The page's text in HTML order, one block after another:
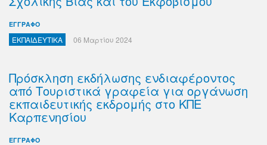
ΕΓΓΡΑΦΟ
ΕΚΠΑΙΔΕΥΤΙΚΑ 06 Μαρτίου 2024
Πρόσκληση εκδήλωσης ενδιαφέροντος
από Τουριστικά γραφεία για οργάνωση
εκπαιδευτικής εκδρομής στο ΚΠΕ
Καρπενησίου
ΕΓΓΡΑΦΟ